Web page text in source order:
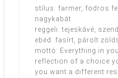
stílus: farmer, fodros
nagykabát
reggeli: tejeskávé,
ebéd: fasírt, párolt
mottó: Everything in
reflection of a choice
you want a different